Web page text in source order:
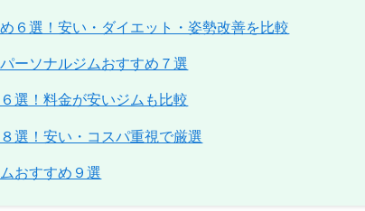
６選！安い・ダイエット・姿勢改善を比較
ーソナルジムおすすめ７選
選！料金が安いジムも比較
選！安い・コスパ重視で厳選
おすすめ９選